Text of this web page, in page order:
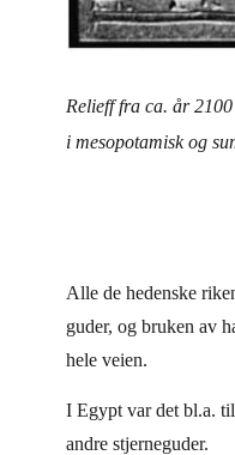
Relieff fra ca. år
i mesopotamisk og
Alle de hedenske
guder, og bruken av
hele veien.
I Egypt var det bl.a.
andre stjerneguder.